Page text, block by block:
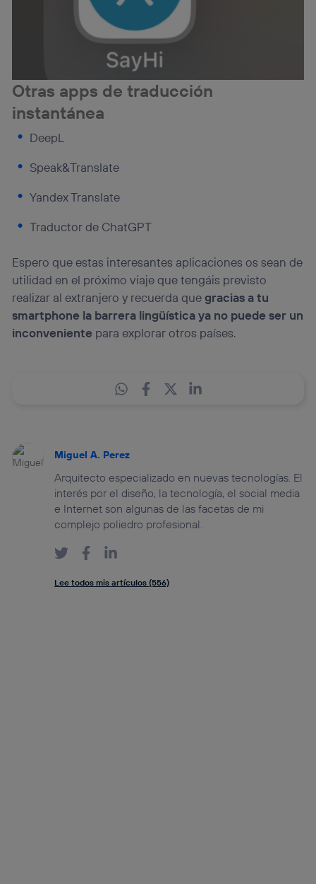
Otras apps de traducción
instantánea
DeepL
Speak&Translate
Yandex Translate
Traductor de ChatGPT
Espero que estas interesantes aplicaciones os sean de
utilidad en el próximo viaje que tengáis previsto
realizar al extranjero y recuerda quegracias a tu
smartphone la barrera lingüística ya no puede ser un
inconveniente para explorar otros países.
Miguel A. Perez
Arquitecto especializado en nuevas tecnologías. El
interés por el diseño, la tecnología, el social media
e Internet son algunas de las facetas de mi
complejo poliedro profesional.
Lee todos mis artículos (556)